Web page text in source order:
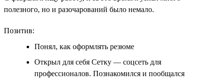
полезного, но и разочарований было немало.
Позитив:
Понял, как оформлять резюме
Открыл для себя Сетку ― соцсеть для
профессионалов. Познакомился и пообщался